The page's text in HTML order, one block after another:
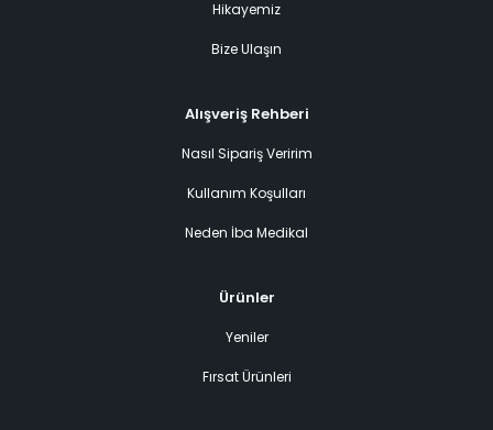
Hikayemiz
Bize Ulaşın
Alışveriş Rehberi
Nasıl Sipariş Veririm
Kullanım Koşulları
Neden İba Medikal
Ürünler
Yeniler
Fırsat Ürünleri